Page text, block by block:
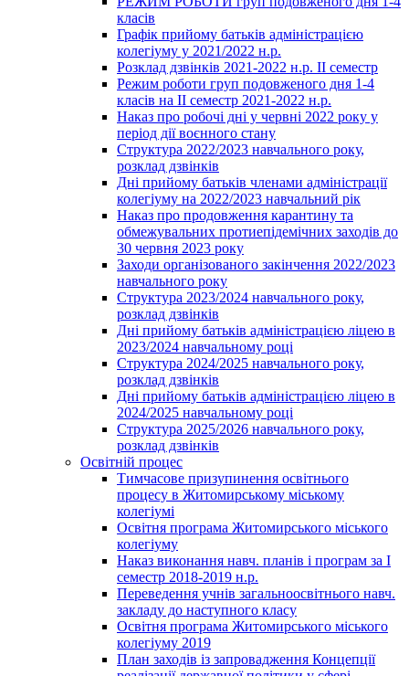
класів
Графік прийому батьків адміністрацією
колегіуму у 2021/2022 н.р.
Розклад дзвінків 2021-2022 н.р. ІІ семестр
Режим роботи груп подовженого дня 1-4
класів на ІІ семестр 2021-2022 н.р.
Наказ про робочі дні у червні 2022 року у
період дії воєнного стану
Структура 2022/2023 навчального року,
розклад дзвінків
Дні прийому батьків членами адміністрації
колегіуму на 2022/2023 навчальний рік
Наказ про продовження карантину та
обмежувальних протиепідемічних заходів до
30 червня 2023 року
Заходи організованого закінчення 2022/2023
навчального року
Структура 2023/2024 навчального року,
розклад дзвінків
Дні прийому батьків адміністрацією ліцею в
2023/2024 навчальному році
Структура 2024/2025 навчального року,
розклад дзвінків
Дні прийому батьків адміністрацією ліцею в
2024/2025 навчальному році
Структура 2025/2026 навчального року,
розклад дзвінків
Освітній процес
Тимчасове призупинення освітнього
процесу в Житомирському міському
колегіумі
Освітня програма Житомирського міського
колегіуму
Наказ виконання навч. планів і програм за І
семестр 2018-2019 н.р.
Переведення учнів загальноосвітнього навч.
закладу до наступного класу
Освітня програма Житомирського міського
колегіуму 2019
План заходів із запровадження Концепції